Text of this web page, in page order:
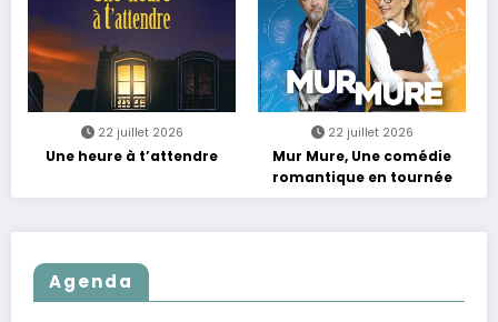
22 juillet 2026
Une heure à t’attendre
22 juillet 2026
Mur Mure, Une comédie
romantique en tournée
Agenda